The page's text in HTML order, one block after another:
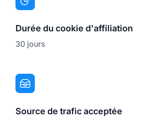
Durée du cookie d'affiliation
30 jours
Source de trafic acceptée